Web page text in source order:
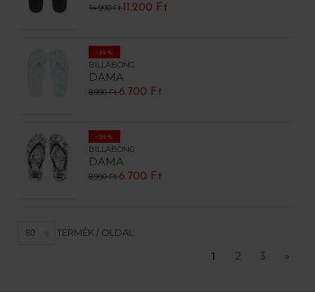
14.990 Ft 11.200 Ft
-25%
BILLABONG
DAMA
8.990 Ft6.700 Ft
-25%
BILLABONG
DAMA
8.990 Ft6.700 Ft
TERMÉK / OLDAL
1 2 3 »